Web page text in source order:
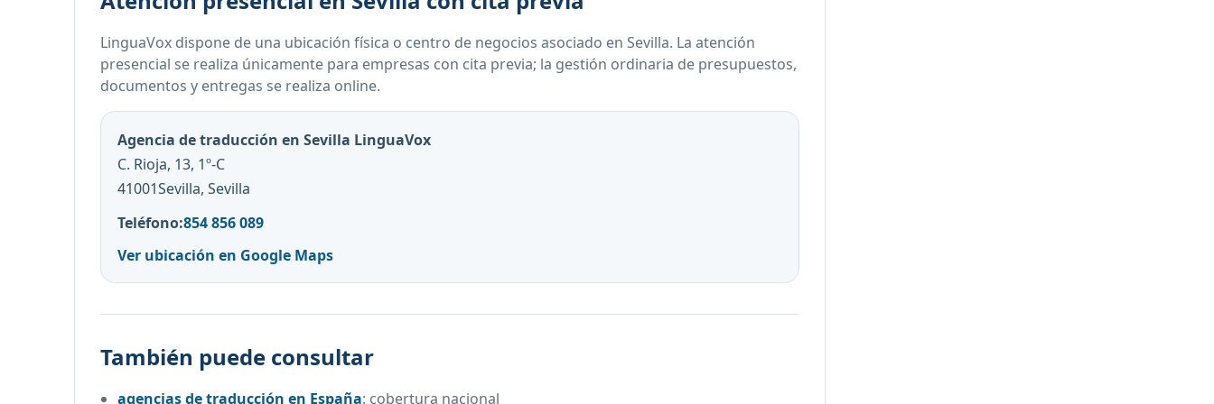
LinguaVox dispone de una ubicación física o centro de negocios asociado en Sevilla. La atención
presencial se realiza únicamente para empresas con cita previa; la gestión ordinaria de presupuestos,
documentos y entregas se realiza online.
Agencia de traducción en Sevilla LinguaVox
C. Rioja, 13, 1º-C
41001Sevilla, Sevilla
Teléfono:854 856 089
Ver ubicación en Google Maps
También puede consultar
agencias de traducción en España: cobertura nacional